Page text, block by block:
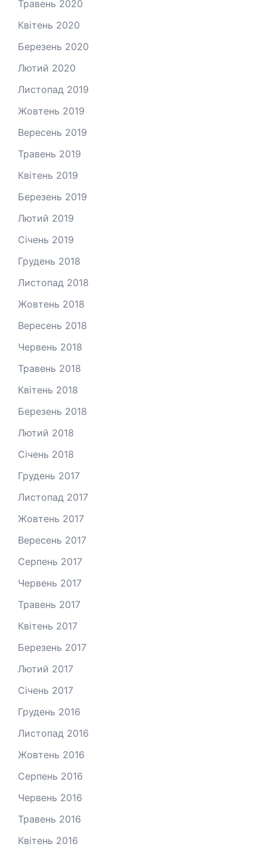
Травень 2020
Квітень 2020
Березень 2020
Лютий 2020
Листопад 2019
Жовтень 2019
Вересень 2019
Травень 2019
Квітень 2019
Березень 2019
Лютий 2019
Січень 2019
Грудень 2018
Листопад 2018
Жовтень 2018
Вересень 2018
Червень 2018
Травень 2018
Квітень 2018
Березень 2018
Лютий 2018
Січень 2018
Грудень 2017
Листопад 2017
Жовтень 2017
Вересень 2017
Серпень 2017
Червень 2017
Травень 2017
Квітень 2017
Березень 2017
Лютий 2017
Січень 2017
Грудень 2016
Листопад 2016
Жовтень 2016
Серпень 2016
Червень 2016
Травень 2016
Квітень 2016